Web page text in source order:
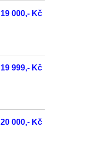
19 000,- Kč
19 999,- Kč
20 000,- Kč